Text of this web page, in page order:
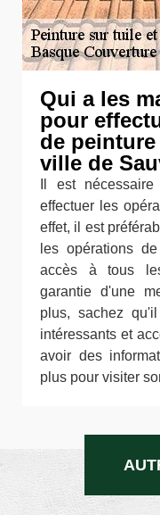
Qui a les
pour
de
ville de
Il est
effectuer les
effet, il est
les opérations
accès à tous
garantie d'une
plus, sachez
intéressants et
avoir des
plus pour visiter